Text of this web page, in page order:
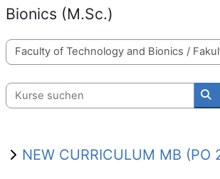
Bionics (M.Sc.)
Kursbereiche
Kurse suchen
NEW CURRICULUM MB (PO